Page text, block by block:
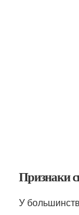
Признаки
У